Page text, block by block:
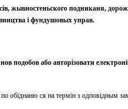
жывностеньского подниканя,
і фундушовых управ.
подобов або авторізовати
обїднаню ся на термін з одповідным